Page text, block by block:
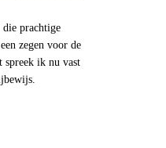
prachtige
zegen voor de
spreek ik nu vast